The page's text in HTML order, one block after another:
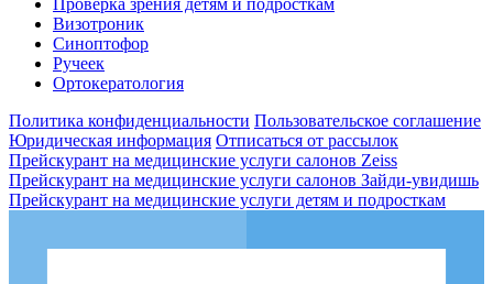
Визотроник
Синоптофор
Ручеек
Ортокератология
Политика конфиденциальности Пользовательское соглашение
Юридическая информация Отписаться от рассылок
Прейскурант на медицинские услуги салонов Zeiss
Прейскурант на медицинские услуги салонов Зайди-увидишь
Прейскурант на медицинские услуги детям и подросткам